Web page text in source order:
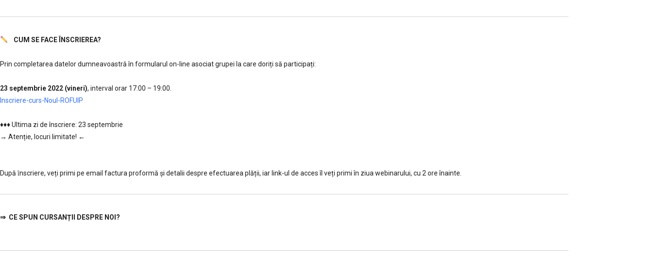
CUM SE FACE ÎNSCRIEREA?
Prin completarea datelor dumneavoastră în formularul on-line asociat grupei la care doriți să participați:
23 septembrie 2022 (vineri), interval orar 17:00 – 19:00.
Inscriere-curs-Noul-ROFUIP
♦♦♦ Ultima zi de înscriere: 23 septembrie
→ Atenție, locuri limitate! ←
După ȋnscriere, veți primi pe email factura proformă și detalii despre efectuarea plății, iar link-ul de acces îl veți primi în ziua webinarului, cu 2 ore înainte.
⇒ CE SPUN CURSANȚII DESPRE NOI?